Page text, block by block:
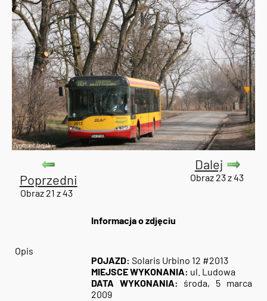
Poprzedni
Obraz 21 z 43
Dalej
Obraz 23 z 43
Informacja o zdjęciu
Opis
POJAZD: Solaris Urbino 12 #2013
MIEJSCE WYKONANIA: ul. Ludowa
DATA WYKONANIA: środa, 5 marca
2009